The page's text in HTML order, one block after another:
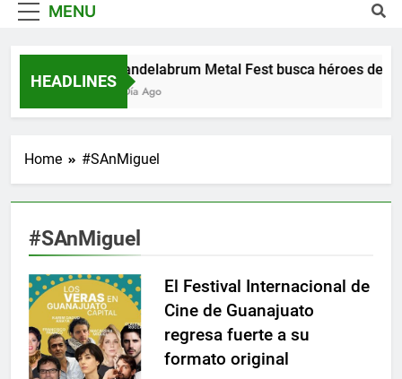
MENU
HEADLINES
Candelabrum Metal Fest busca héroes de
1 Día Ago
Home #SAnMiguel
#SAnMiguel
El Festival Internacional de
Cine de Guanajuato
regresa fuerte a su
formato original